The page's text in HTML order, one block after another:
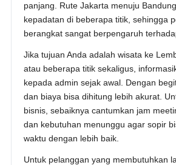
panjang. Rute Jakarta menuju
kepadatan di beberapa titik, sehingga
berangkat sangat berpengaruh
Jika tujuan Anda adalah wisata ke
atau beberapa titik sekaligus,
kepada admin sejak awal. Dengan
dan biaya bisa dihitung lebih akurat.
bisnis, sebaiknya cantumkan jam
dan kebutuhan menunggu agar sopir
waktu dengan lebih baik.
Untuk pelanggan yang membutuhkan